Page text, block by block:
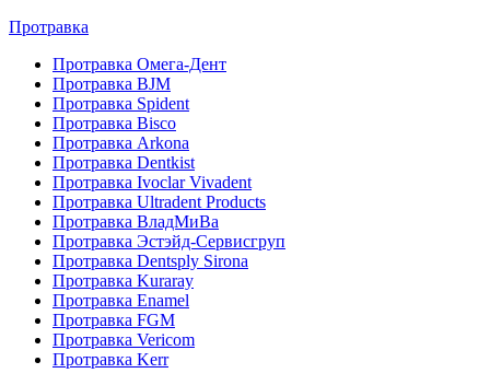
Протравка
Протравка Омега-Дент
Протравка BJM
Протравка Spident
Протравка Bisco
Протравка Arkona
Протравка Dentkist
Протравка Ivoclar Vivadent
Протравка Ultradent Products
Протравка ВладМиВа
Протравка Эстэйд-Сервисгруп
Протравка Dentsply Sirona
Протравка Kuraray
Протравка Enamel
Протравка FGM
Протравка Vericom
Протравка Kerr